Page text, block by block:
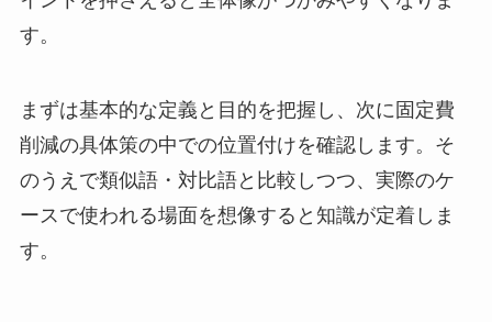
す。
まずは基本的な定義と目的を把握し、次に固定費
削減の具体策の中での位置付けを確認します。そ
のうえで類似語・対比語と比較しつつ、実際のケ
ースで使われる場面を想像すると知識が定着しま
す。